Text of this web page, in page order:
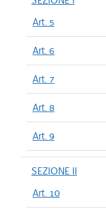
Art. 5
Art. 6
Art. 7
Art. 8
Art. 9
SEZIONE II
Art. 10